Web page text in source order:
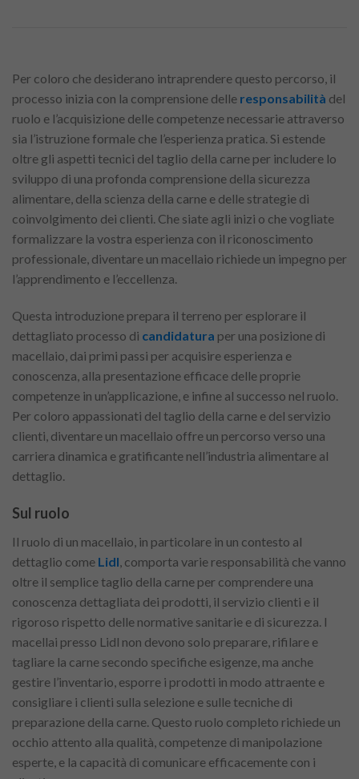
Per coloro che desiderano intraprendere questo percorso, il
processo inizia con la comprensione delle responsabilità del
ruolo e l’acquisizione delle competenze necessarie attraverso
sia l’istruzione formale che l’esperienza pratica. Si estende
oltre gli aspetti tecnici del taglio della carne per includere lo
sviluppo di una profonda comprensione della sicurezza
alimentare, della scienza della carne e delle strategie di
coinvolgimento dei clienti. Che siate agli inizi o che vogliate
formalizzare la vostra esperienza con il riconoscimento
professionale, diventare un macellaio richiede un impegno per
l’apprendimento e l’eccellenza.
Questa introduzione prepara il terreno per esplorare il
dettagliato processo di candidatura per una posizione di
macellaio, dai primi passi per acquisire esperienza e
conoscenza, alla presentazione efficace delle proprie
competenze in un’applicazione, e infine al successo nel ruolo.
Per coloro appassionati del taglio della carne e del servizio
clienti, diventare un macellaio offre un percorso verso una
carriera dinamica e gratificante nell’industria alimentare al
dettaglio.
Sul ruolo
Il ruolo di un macellaio, in particolare in un contesto al
dettaglio come Lidl, comporta varie responsabilità che vanno
oltre il semplice taglio della carne per comprendere una
conoscenza dettagliata dei prodotti, il servizio clienti e il
rigoroso rispetto delle normative sanitarie e di sicurezza. I
macellai presso Lidl non devono solo preparare, rifilare e
tagliare la carne secondo specifiche esigenze, ma anche
gestire l’inventario, esporre i prodotti in modo attraente e
consigliare i clienti sulla selezione e sulle tecniche di
preparazione della carne. Questo ruolo completo richiede un
occhio attento alla qualità, competenze di manipolazione
esperte, e la capacità di comunicare efficacemente con i